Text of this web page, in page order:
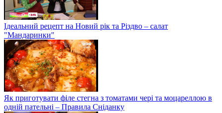
Ідеальний рецепт на Новий рік та Різдво – салат
"Мандаринки"
Як приготувати філе стегна з томатами чері та моцареллою в
одній пательні – Правила Сніданку